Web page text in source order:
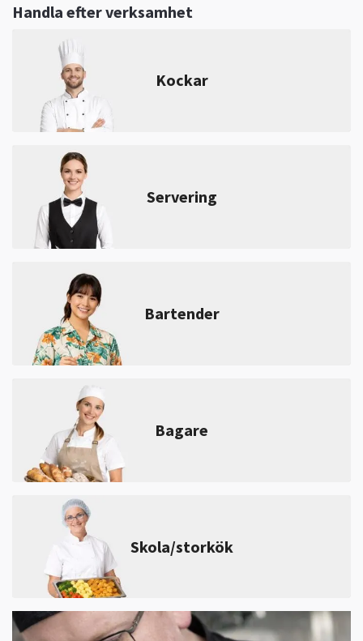
Handla efter verksamhet
Kockar
Servering
Bartender
Bagare
Skola/storkök